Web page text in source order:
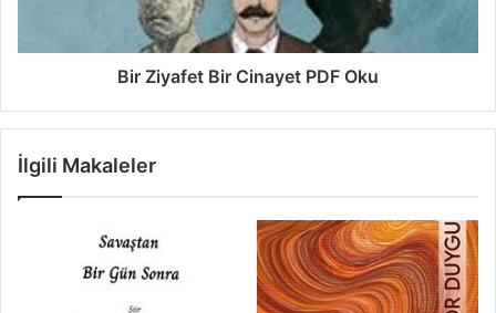
Bir Ziyafet Bir Cinayet PDF Oku
İlgili Makaleler